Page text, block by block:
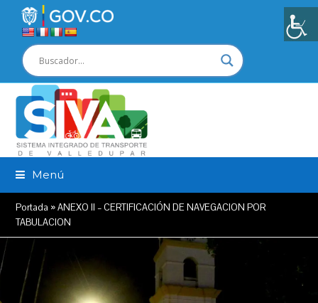
Menú
Portada »ANEXO II – CERTIFICACIÓN DE NAVEGACION POR
TABULACION